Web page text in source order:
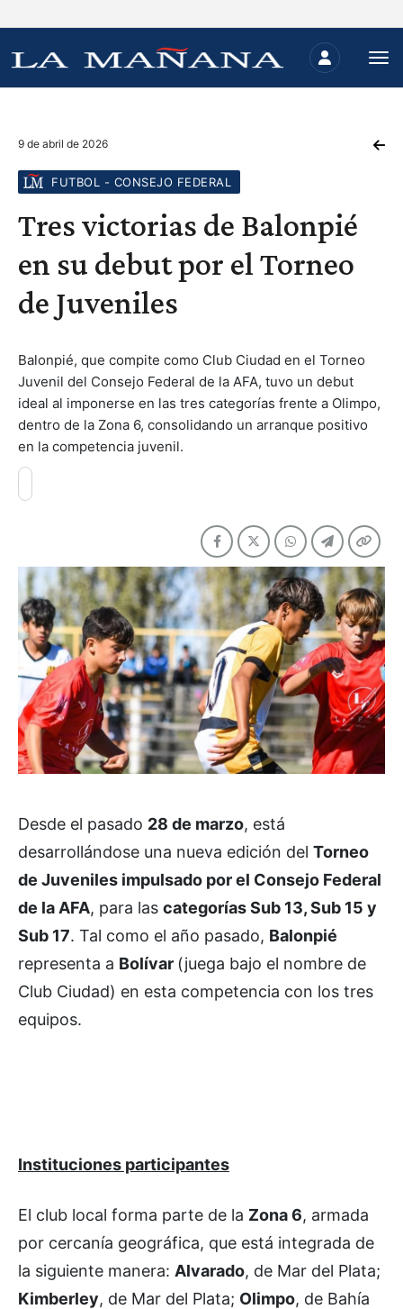
9 de abril de 2026
FUTBOL - CONSEJO FEDERAL
Tres victorias de Balonpié
en su debut por el Torneo
de Juveniles
Balonpié, que compite como Club Ciudad en el Torneo
Juvenil del Consejo Federal de la AFA, tuvo un debut
ideal al imponerse en las tres categorías frente a Olimpo,
dentro de la Zona 6, consolidando un arranque positivo
en la competencia juvenil.
Desde el pasado 28 de marzo, está
desarrollándose una nueva edición del Torneo
de Juveniles impulsado por el Consejo Federal
de la AFA, para las categorías Sub 13, Sub 15 y
Sub 17. Tal como el año pasado, Balonpié
representa a Bolívar (juega bajo el nombre de
Club Ciudad) en esta competencia con los tres
equipos.
Instituciones participantes
El club local forma parte de la Zona 6, armada
por cercanía geográfica, que está integrada de
la siguiente manera: Alvarado, de Mar del Plata;
Kimberley, de Mar del Plata; Olimpo, de Bahía